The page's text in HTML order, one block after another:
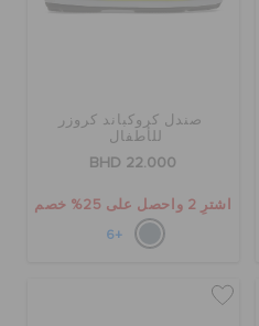
صندل كروكباند كروزر
للأطفال
BHD 22.000
اشترِ 2 واحصل على 25% خصم
+6